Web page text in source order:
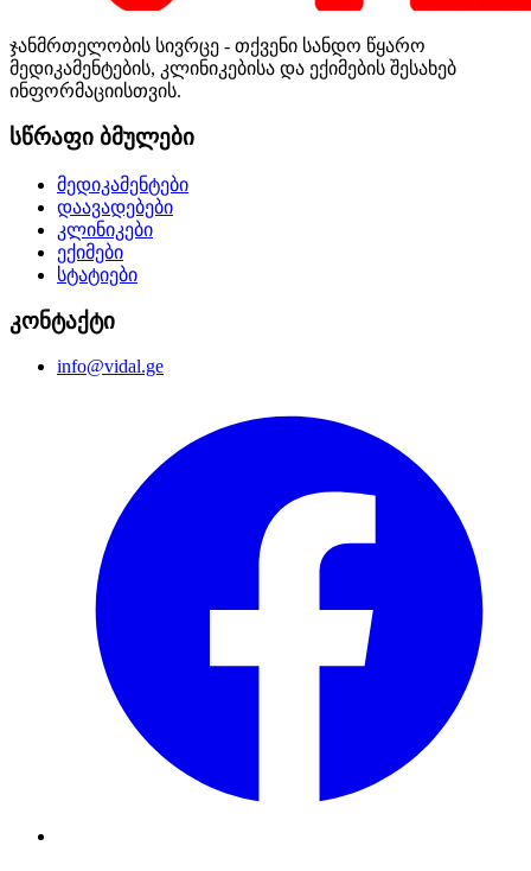
ჯანმრთელობის სივრცე - თქვენი სანდო წყარო
მედიკამენტების, კლინიკებისა და ექიმების შესახებ
ინფორმაციისთვის.
სწრაფი ბმულები
მედიკამენტები
დაავადებები
კლინიკები
ექიმები
სტატიები
კონტაქტი
info@vidal.ge